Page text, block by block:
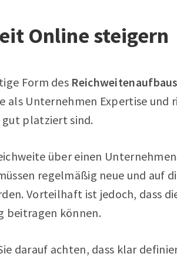
Online steigern
Form des
als Unternehmen Expertise und
gut platziert sind.
über einen
regelmäßig neue und auf
Vorteilhaft ist jedoch, dass
beitragen können.
darauf achten, dass klar